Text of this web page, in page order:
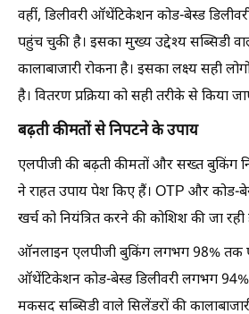
वहीं, डिलीवरी ऑथेंटिकेशन कोड-बेस्ड
पहुंच चुकी है। इसका मुख्य उद्देश्य सब्सिडी
कालाबाजारी रोकना है। इसका लक्ष्य सही
है। वितरण प्रक्रिया को सही तरीके से किया
बढ़ती कीमतों से निपटने के उपाय
एलपीजी की बढ़ती कीमतों और सख्त बुकिंग
ने राहत उपाय पेश किए हैं। OTP और कोड-
खर्च को नियंत्रित करने की कोशिश की जा रही
ऑनलाइन एलपीजी बुकिंग लगभग 98% तक
ऑथेंटिकेशन कोड-बेस्ड डिलीवरी लगभग
मकसद सब्सिडी वाले सिलेंडरों की